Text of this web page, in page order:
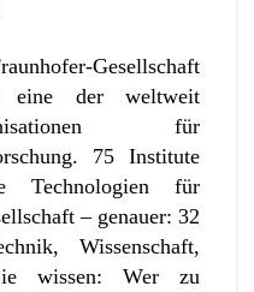
Gesellschaft
der weltweit
für
75 Institute
Technologien für
– genauer: 32
Wissenschaft,
wissen: Wer zu